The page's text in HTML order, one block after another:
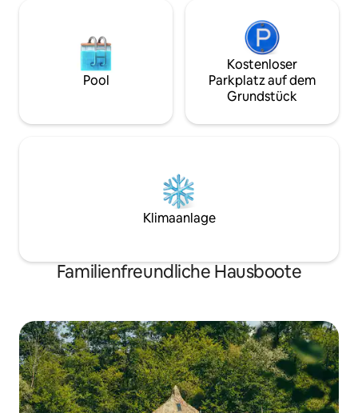
Pool
Kostenloser
Parkplatz auf dem
Grundstück
Klimaanlage
Familienfreundliche Hausboote